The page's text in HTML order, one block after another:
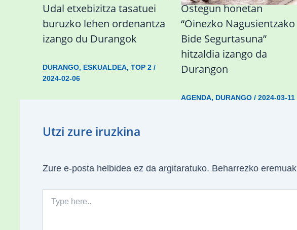
Udal etxebizitza tasatuei
buruzko lehen ordenantza
izango du Durangok
DURANGO, ESKUALDEA, TOP 2/
2024-02-06
Ostegun honetan
“Oinezko Nagusientzako
Bide Segurtasuna”
hitzaldia izango da
Durangon
AGENDA,DURANGO/2024-03-11
Utzi zure iruzkina
Zure e-posta helbidea ez da argitaratuko. Beharrezko eremuak
here..